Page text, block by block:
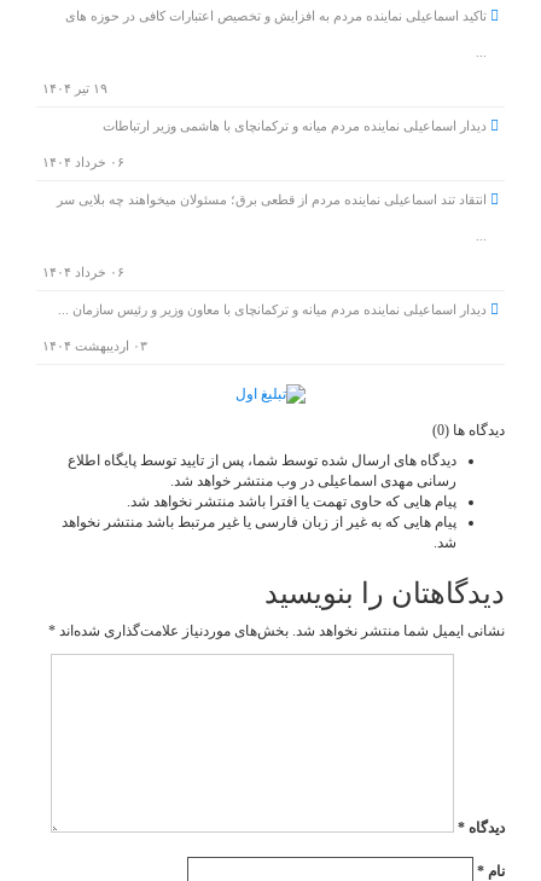
تاکید اسماعیلی نماینده مردم به افزایش و تخصیص اعتبارات کافی در حوزه های
۱۹ تیر ۱۴۰۴
دیدار اسماعیلی نماینده مردم میانه و ترکمانچای با هاشمی وزیر ارتباطات
۰۶ خرداد ۱۴۰۴
انتقاد تند اسماعیلی نماینده مردم از قطعی برق؛ مسئولان میخواهند چه بلایی سر
۰۶ خرداد ۱۴۰۴
دیدار اسماعیلی نماینده مردم میانه و ترکمانچای با معاون وزیر و رئیس سازمان ...
۰۳ اردیبهشت ۱۴۰۴
دیدگاه ها (0)
دیدگاه های ارسال شده توسط شما، پس از تایید توسط پایگاه اطلاع
رسانی مهدی اسماعیلی در وب منتشر خواهد شد.
پیام هایی که حاوی تهمت یا افترا باشد منتشر نخواهد شد.
پیام هایی که به غیر از زبان فارسی یا غیر مرتبط باشد منتشر نخواهد
شد.
دیدگاهتان را بنویسید
نشانی ایمیل شما منتشر نخواهد شد. بخش‌های موردنیاز علامت‌گذاری شده‌اند *
دیدگاه *
نام *